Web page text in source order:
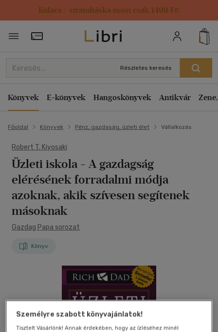
Kulacs / strandtáska most csak 1499 Ft!
Törzsvásárlói Kártya adatai
Részletes keresés
Könyvek E-könyvek Hangoskönyvek Antikvár
Főoldal Könyvek Pénz, gazdaság, üzleti élet Vállalkozás
Robert T. Kiyosaki
Üzleti iskola - A gazdagság
elérésének forradalmi módja
azoknak, akik szívesen segítenek
másoknak
Gazdag Papa sorozat
Könyv
Személyre szabott könyvajánlatok!
Tisztelt Vásárlónk! Annak érdekében, hogy az ízléséhez minél